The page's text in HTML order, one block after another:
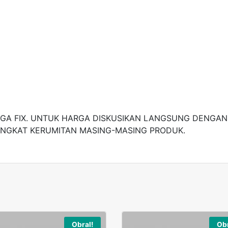
FIX. UNTUK HARGA DISKUSIKAN LANGSUNG
KERUMITAN MASING-MASING PRODUK.
Obral!